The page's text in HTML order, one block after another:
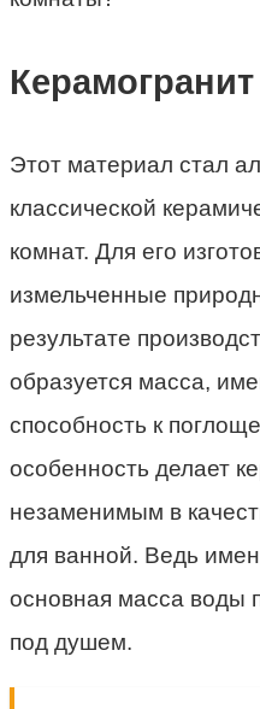
Этот материал стал
классической
комнат. Для его
измельченные
результате
образуется масса,
способность к
особенность делает
незаменимым в
для ванной. Ведь
основная масса воды
под душем.